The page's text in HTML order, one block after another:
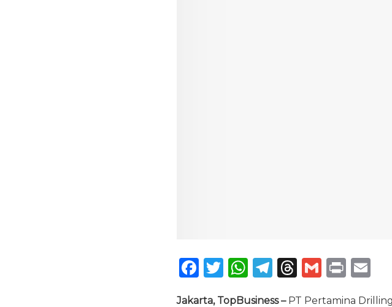
F
T
W T
T
G P
Jakarta, TopBusiness – PT Pertamina